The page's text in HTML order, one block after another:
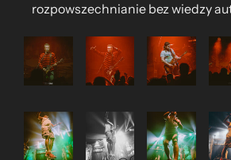
rozpowszechnianie bez wiedzy